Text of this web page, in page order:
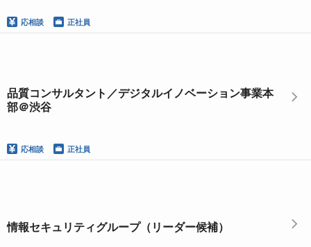
応相談 正社員
品質コンサルタント／デジタルイノベーション事業本
部＠渋谷
応相談 正社員
情報セキュリティグループ（リーダー候補）